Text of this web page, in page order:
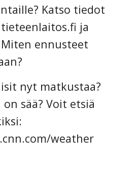
Katso tiedot
ja
ennusteet
nyt matkustaa?
sää? Voit etsiä
weather